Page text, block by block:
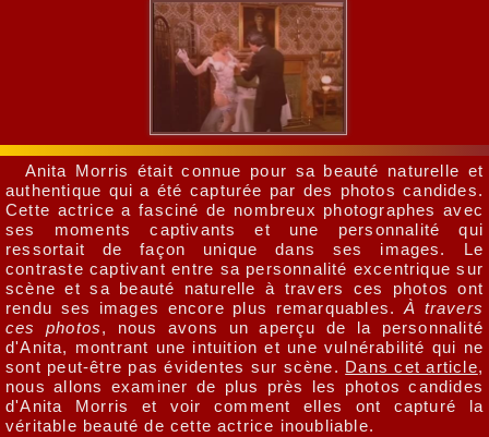
Anita Morris était connue pour sa beauté naturelle et
authentique qui a été capturée par des photos candides.
Cette actrice a fasciné de nombreux photographes avec
ses moments captivants et une personnalité qui
ressortait de façon unique dans ses images. Le
contraste captivant entre sa personnalité excentrique sur
scène et sa beauté naturelle à travers ces photos ont
rendu ses images encore plus remarquables. À travers
ces photos, nous avons un aperçu de la personnalité
d'Anita, montrant une intuition et une vulnérabilité qui ne
sont peut-être pas évidentes sur scène. Dans cet article,
nous allons examiner de plus près les photos candides
d'Anita Morris et voir comment elles ont capturé la
véritable beauté de cette actrice inoubliable.